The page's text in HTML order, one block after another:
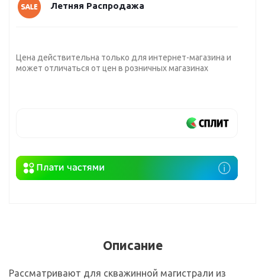
Летняя Распродажа
Цена действительна только для интернет-магазина и
может отличаться от цен в розничных магазинах
Описание
Рассматривают для скважинной магистрали из